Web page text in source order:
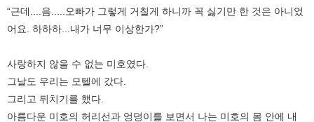
“근데....음.....오빠가 그렇게 거칠게 하니까 꼭 싫기만 한 것은 아니었
어요. 하하하...내가 너무 이상한가?”
사랑하지 않을 수 없는 미호였다.
그날도 우리는 모텔에 갔다.
그리고 뒤치기를 했다.
아름다운 미호의 허리선과 엉덩이를 보면서 나는 미호의 몸 안에 내